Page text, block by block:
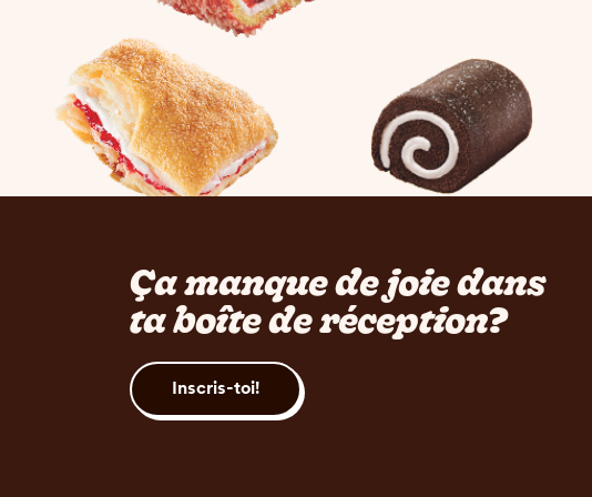
Ça manque de joie dans
ta boîte de réception?
Inscris-toi!